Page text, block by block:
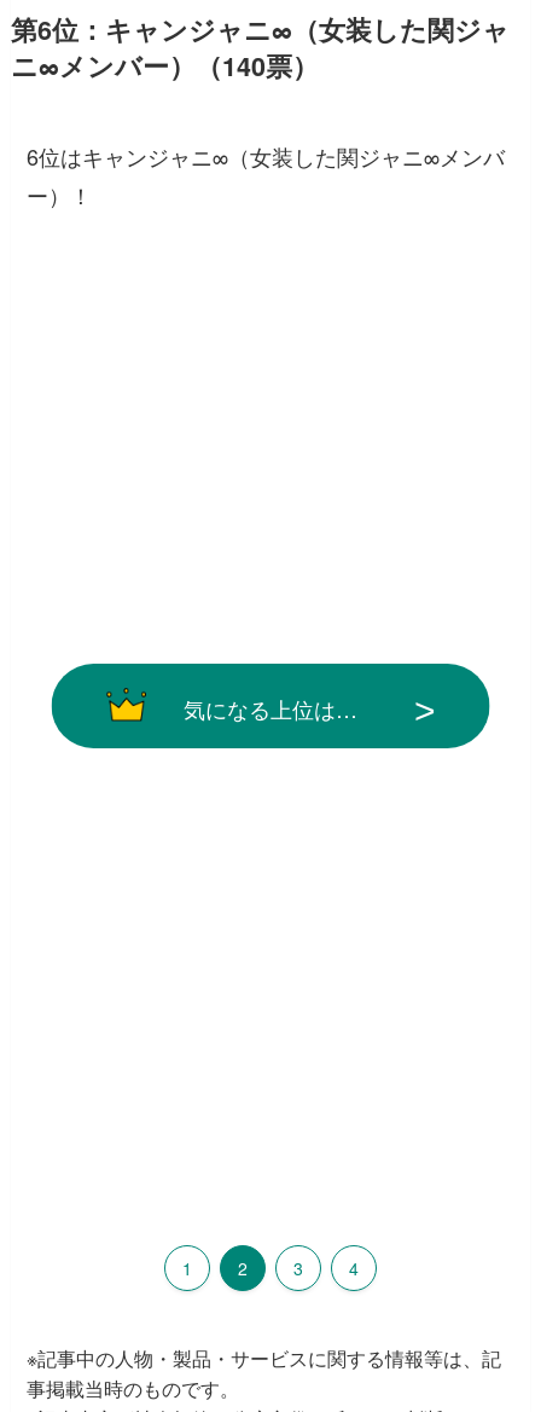
第6位：キャンジャニ∞（女装した関ジャ
ニ∞メンバー）（140票）
6位はキャンジャニ∞（女装した関ジャニ∞メンバ
ー）！
気になる上位は…
1 2 3 4
※記事中の人物・製品・サービスに関する情報等は、記
事掲載当時のものです。